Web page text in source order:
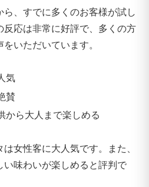
、すでに多くのお客様が試し
反応は非常に好評で、多くの方
いただいています。
気
賛
から大人まで楽しめる
女性客に大人気です。また、
い味わいが楽しめると評判で